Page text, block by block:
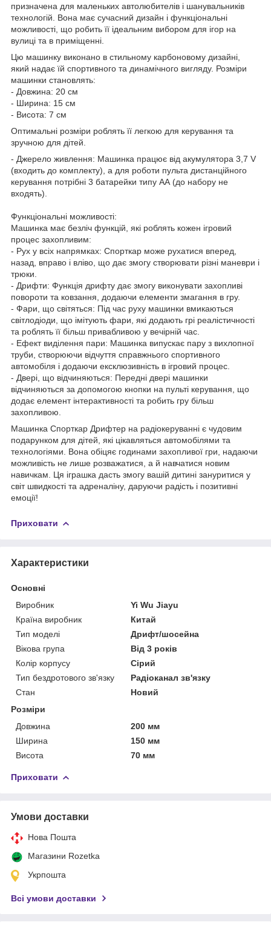
призначена для маленьких автолюбителів і шанувальників
технологій. Вона має сучасний дизайн і функціональні
можливості, що робить її ідеальним вибором для ігор на
вулиці та в приміщенні.
Цю машинку виконано в стильному карбоновому дизайні,
який надає їй спортивного та динамічного вигляду. Розміри
машинки становлять:
- Довжина: 20 см
- Ширина: 15 см
- Висота: 7 см
Оптимальні розміри роблять її легкою для керування та
зручною для дітей.
- Джерело живлення: Машинка працює від акумулятора 3,7 V
(входить до комплекту), а для роботи пульта дистанційного
керування потрібні 3 батарейки типу АА (до набору не
входять).
Функціональні можливості:
Машинка має безліч функцій, які роблять кожен ігровий
процес захопливим:
- Рух у всіх напрямках: Спорткар може рухатися вперед,
назад, вправо і вліво, що дає змогу створювати різні маневри і
трюки.
- Дрифти: Функція дрифту дає змогу виконувати захопливі
повороти та ковзання, додаючи елементи змагання в гру.
- Фари, що світяться: Під час руху машинки вмикаються
світлодіоди, що імітують фари, які додають грі реалістичності
та роблять її більш привабливою у вечірній час.
- Ефект виділення пари: Машинка випускає пару з вихлопної
труби, створюючи відчуття справжнього спортивного
автомобіля і додаючи ексклюзивність в ігровий процес.
- Двері, що відчиняються: Передні двері машинки
відчиняються за допомогою кнопки на пульті керування, що
додає елемент інтерактивності та робить гру більш
захопливою.
Машинка Спорткар Дрифтер на радіокеруванні є чудовим
подарунком для дітей, які цікавляться автомобілями та
технологіями. Вона обіцяє годинами захопливої гри, надаючи
можливість не лише розважатися, а й навчатися новим
навичкам. Ця іграшка дасть змогу вашій дитині зануритися у
світ швидкості та адреналіну, даруючи радість і позитивні
емоції!
Приховати
Характеристики
Основні
Виробник
Yi Wu Jiayu
Країна виробник
Китай
Тип моделі
Дрифт/шосейна
Вікова група
Від 3 років
Колір корпусу
Сірий
Тип бездротового зв'язку
Радіоканал зв'язку
Стан
Новий
Розміри
Довжина
200 мм
Ширина
150 мм
Висота
70 мм
Приховати
Умови доставки
Нова Пошта
Магазини Rozetka
Укрпошта
Всі умови доставки